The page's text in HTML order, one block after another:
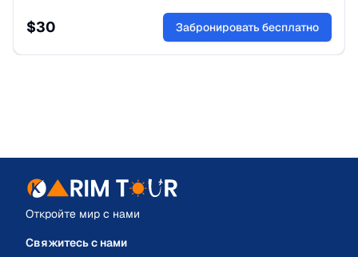
и обед на яхте. Идеальное тропическое
приключение. Бронируйте сейчас!
$30 Забронировать бесплатно
Откройте мир с нами
Свяжитесь с нами